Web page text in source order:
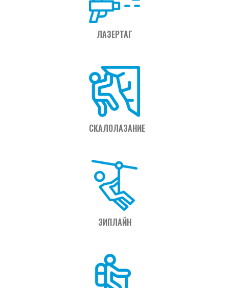
ЛАЗЕРТАГ
СКАЛОЛАЗАНИЕ
ЗИПЛАЙН